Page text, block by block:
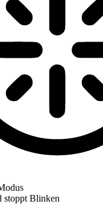
stoppt Blinken